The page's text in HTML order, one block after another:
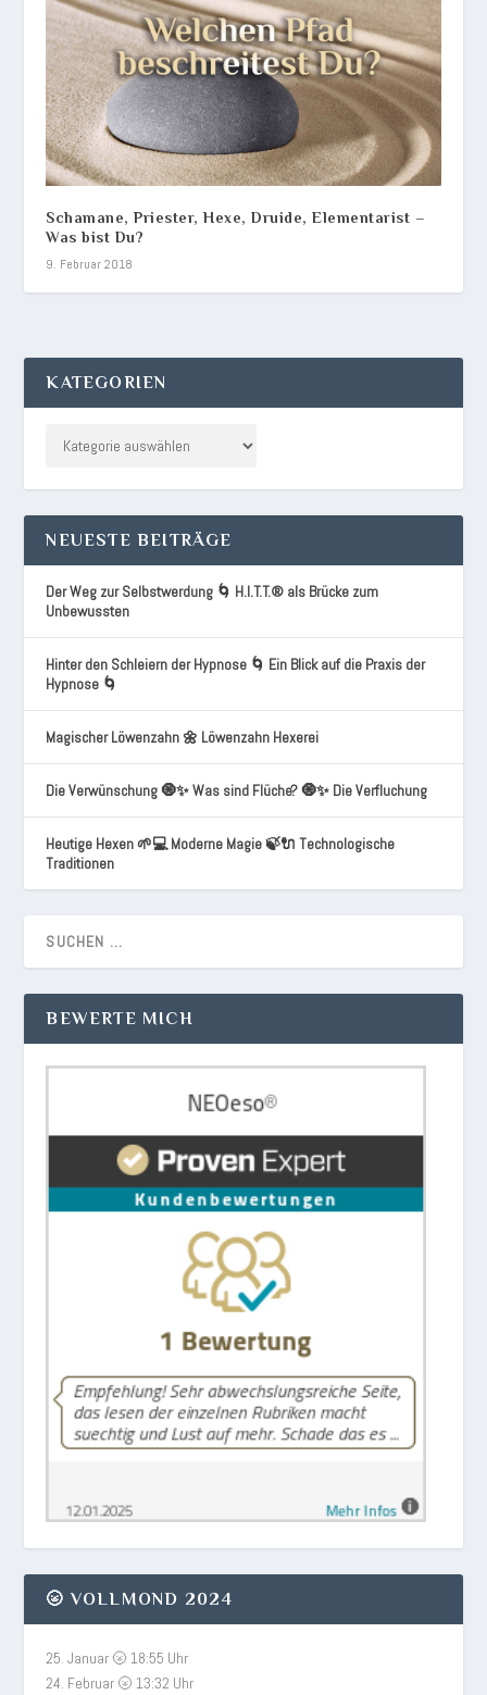
Schamane, Priester, Hexe, Druide, Elementarist –
Was bist Du?
9. Februar 2018
KATEGORIEN
NEUESTE BEITRÄGE
Der Weg zur Selbstwerdung 🌀 H.I.T.T.® als Brücke zum
Unbewussten
Hinter den Schleiern der Hypnose 🌀 Ein Blick auf die Praxis der
Hypnose 🌀
Magischer Löwenzahn 🌼 Löwenzahn Hexerei
Die Verwünschung 🧿✨ Was sind Flüche? 🧿✨ Die Verfluchung
Heutige Hexen 🌱💻 Moderne Magie 🍃🔌 Technologische
Traditionen
BEWERTE MICH
🌝 VOLLMOND 2024
25. Januar 🌝 18:55 Uhr
24. Februar 🌝 13:32 Uhr